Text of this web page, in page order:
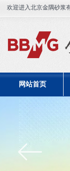
网站首页
ꂃ
欢迎进入北京金隅砂浆